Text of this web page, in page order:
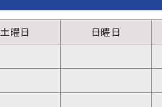
土曜日 日曜日